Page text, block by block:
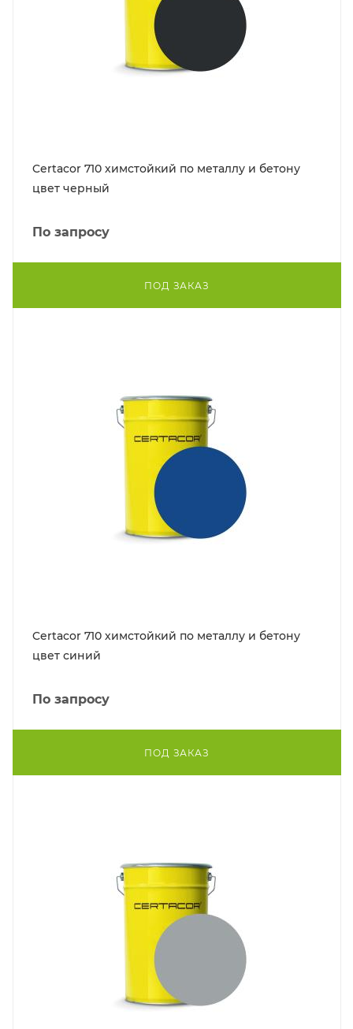
Certacor 710 химстойкий по металлу и бетону
цвет черный
По запросу
ПОД ЗАКАЗ
Certacor 710 химстойкий по металлу и бетону
цвет синий
По запросу
ПОД ЗАКАЗ